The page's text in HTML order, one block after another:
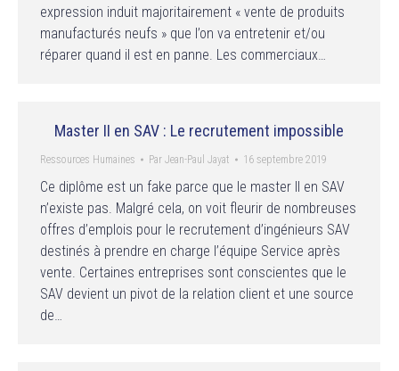
expression induit majoritairement « vente de produits
manufacturés neufs » que l’on va entretenir et/ou
réparer quand il est en panne. Les commerciaux…
Master II en SAV : Le recrutement impossible
Ressources Humaines Par Jean-Paul Jayat 16 septembre 2019
Ce diplôme est un fake parce que le master II en SAV
n’existe pas. Malgré cela, on voit fleurir de nombreuses
offres d’emplois pour le recrutement d’ingénieurs SAV
destinés à prendre en charge l’équipe Service après
vente. Certaines entreprises sont conscientes que le
SAV devient un pivot de la relation client et une source
de…